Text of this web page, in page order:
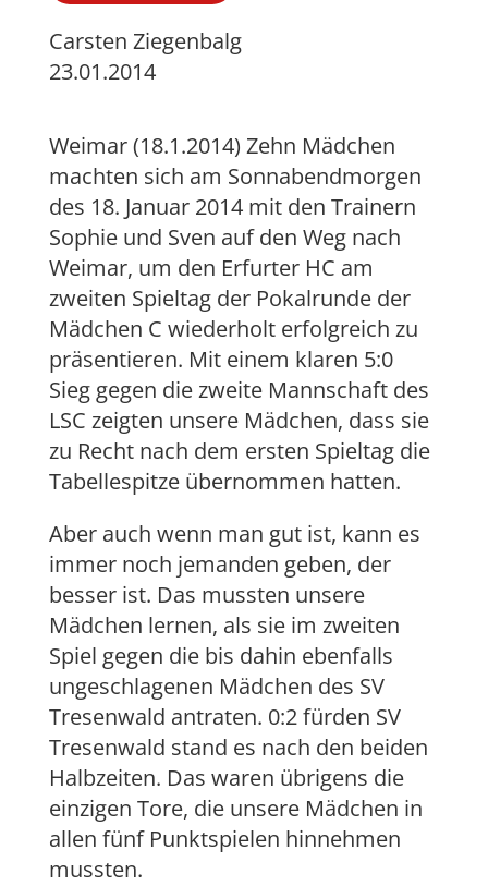
Carsten Ziegenbalg
23.01.2014
Weimar (18.1.2014) Zehn Mädchen
machten sich am Sonnabendmorgen
des 18. Januar 2014 mit den Trainern
Sophie und Sven auf den Weg nach
Weimar, um den Erfurter HC am
zweiten Spieltag der Pokalrunde der
Mädchen C wiederholt erfolgreich zu
präsentieren. Mit einem klaren 5:0
Sieg gegen die zweite Mannschaft des
LSC zeigten unsere Mädchen, dass sie
zu Recht nach dem ersten Spieltag die
Tabellespitze übernommen hatten.
Aber auch wenn man gut ist, kann es
immer noch jemanden geben, der
besser ist. Das mussten unsere
Mädchen lernen, als sie im zweiten
Spiel gegen die bis dahin ebenfalls
ungeschlagenen Mädchen des SV
Tresenwald antraten. 0:2 fürden SV
Tresenwald stand es nach den beiden
Halbzeiten. Das waren übrigens die
einzigen Tore, die unsere Mädchen in
allen fünf Punktspielen hinnehmen
mussten.